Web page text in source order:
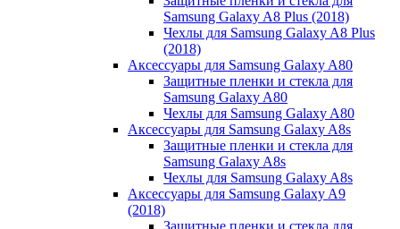
Samsung Galaxy A8 Plus (2018)
Чехлы для Samsung Galaxy A8 Plus
(2018)
Аксессуары для Samsung Galaxy A80
Защитные пленки и стекла для
Samsung Galaxy A80
Чехлы для Samsung Galaxy A80
Аксессуары для Samsung Galaxy A8s
Защитные пленки и стекла для
Samsung Galaxy A8s
Чехлы для Samsung Galaxy A8s
Аксессуары для Samsung Galaxy A9
(2018)
Защитные пленки и стекла для